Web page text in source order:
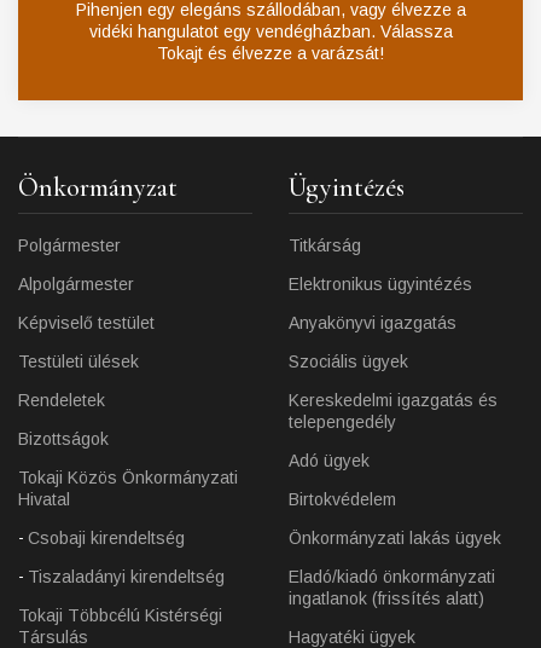
Pihenjen egy elegáns szállodában, vagy élvezze a
vidéki hangulatot egy vendégházban. Válassza
Tokajt és élvezze a varázsát!
Önkormányzat
Polgármester
Alpolgármester
Képviselő testület
Testületi ülések
Rendeletek
Bizottságok
Tokaji Közös Önkormányzati
Hivatal
Csobaji kirendeltség
Tiszaladányi kirendeltség
Tokaji Többcélú Kistérségi
Társulás
Ügyintézés
Titkárság
Elektronikus ügyintézés
Anyakönyvi igazgatás
Szociális ügyek
Kereskedelmi igazgatás és
telepengedély
Adó ügyek
Birtokvédelem
Önkormányzati lakás ügyek
Eladó/kiadó önkormányzati
ingatlanok (frissítés alatt)
Hagyatéki ügyek